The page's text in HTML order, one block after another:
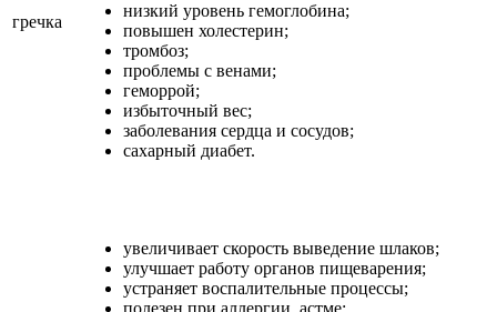
гречка
низкий уровень гемоглобина;
повышен холестерин;
тромбоз;
проблемы с венами;
геморрой;
избыточный вес;
заболевания сердца и сосудов;
сахарный диабет.
увеличивает скорость выведение шлаков;
улучшает работу органов пищеварения;
устраняет воспалительные процессы;